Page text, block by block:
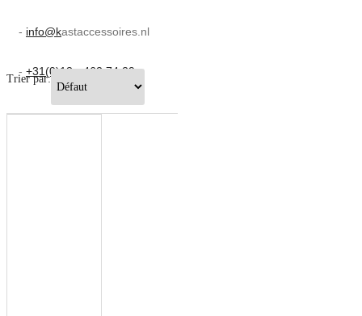
- info@kastaccessoires.nl
- +31(0)13 - 462 74 29
Trier par: